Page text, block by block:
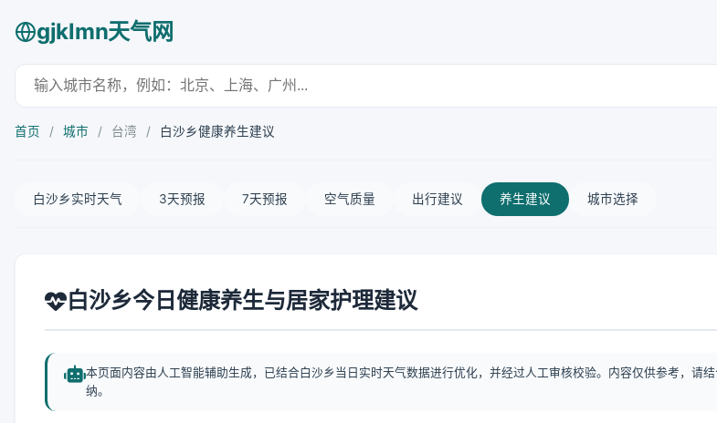
gjklmn天气网
首页 / 城市 / 台湾 / 白沙乡健康养生建议
白沙乡实时天气 3天预报 7天预报 空气质量 出行建议 养生建议 城市选择
白沙乡今日健康养生与居家护理建议
本页面内容由人工智能辅助生成，已结合白沙乡当日实时天气数据进行优化，并经过人工审核校验。内容仅供参考，请
纳。